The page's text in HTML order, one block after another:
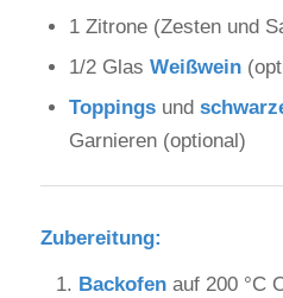
1 Zitrone (Zesten und
1/2 Glas Weißwein
Toppingsund
Garnieren (optional)
Zubereitung:
Backofenauf 200 °C